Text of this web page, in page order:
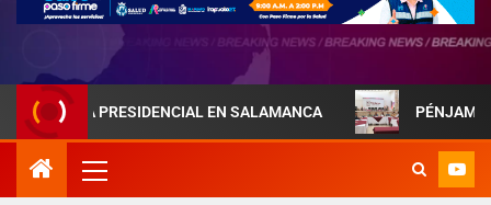
PRESIDENCIAL EN SALAMANCA PÉNJAMO